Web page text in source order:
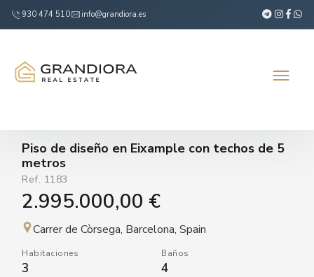
930 474 510 info@grandiora.es
Piso de diseño en Eixample con techos de 5
metros
Ref. 1183
2.995.000,00 €
Carrer de Còrsega, Barcelona, Spain
Habitaciones
3
Baños
4